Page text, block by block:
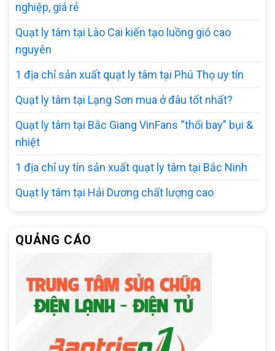
nghiệp, giá rẻ
Quạt ly tâm tại Lào Cai kiến tạo luồng gió cao
nguyên
1 địa chỉ sản xuất quạt ly tâm tại Phú Thọ uy tín
Quạt ly tâm tại Lạng Sơn mua ở đâu tốt nhất?
Quạt ly tâm tại Bắc Giang VinFans “thổi bay” bụi &
nhiệt
1 địa chỉ uy tín sản xuất quạt ly tâm tại Bắc Ninh
Quạt ly tâm tại Hải Dương chất lượng cao
QUẢNG CÁO